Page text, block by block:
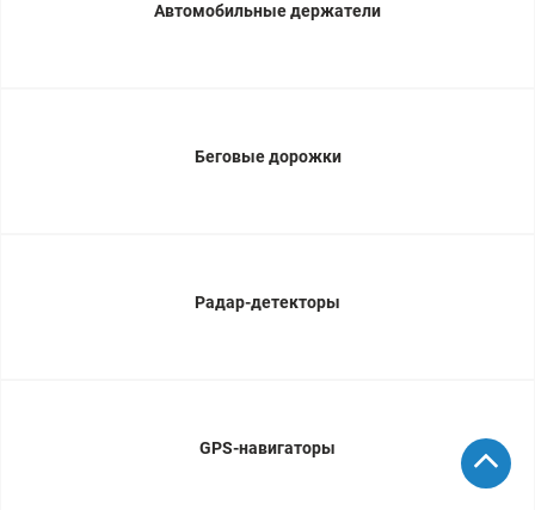
Автомобильные держатели
Беговые дорожки
Радар-детекторы
GPS-навигаторы